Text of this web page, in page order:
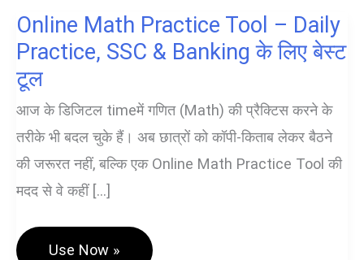
Online Math Practice Tool – Daily
Practice, SSC & Banking के लिए बेस्ट
टूल
आज के डिजिटल timeमें गणित (Math) की प्रैक्टिस करने के
तरीके भी बदल चुके हैं। अब छात्रों को कॉपी-किताब लेकर बैठने
की जरूरत नहीं, बल्कि एक Online Math Practice Tool की
मदद से वे कहीं […]
Online
Use Now »